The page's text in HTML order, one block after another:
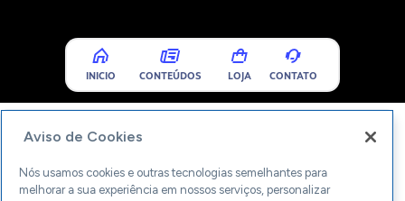
INICIO CONTEÚDOS LOJA CONTATO
Aviso de Cookies
Nós usamos cookies e outras tecnologias semelhantes para
melhorar a sua experiência em nossos serviços, personalizar